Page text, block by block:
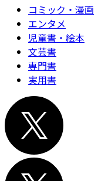
コミック・漫画
エンタメ
児童書・絵本
文芸書
専門書
実用書